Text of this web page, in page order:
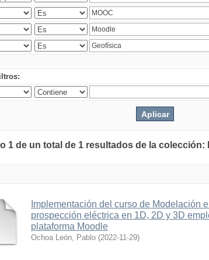
1 de un total de 1 resultados de la colección:
Implementación del curso de Modelación
prospección eléctrica en 1D, 2D y 3D
plataforma Moodle
Ochoa León, Pablo (2022-11-29)